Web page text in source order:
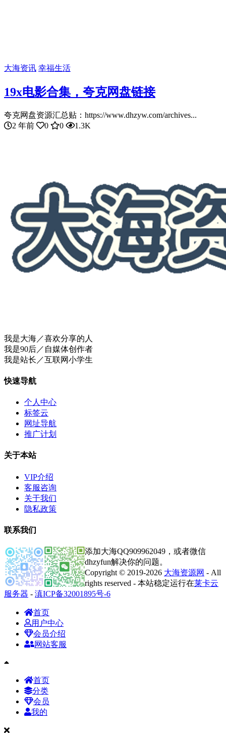
大海资讯 幸福生活
19x电影合集，夸克网盘链接
夸克网盘资源汇总贴：https://www.dhzyw.com/archives...
2 年前
0 0 1.3K
我是大海／喜欢分享的人
我是90后／自媒体创作者
我是站长／互联网小学生
快速导航
个人中心
标签云
网址导航
推广计划
关于本站
VIP介绍
客服咨询
关于我们
隐私政策
联系我们
添加大海QQ909962049，或者微信
dhzyfun解决你的问题。
Copyright © 2019-2026 大海资源网 - All
rights reserved - 本站稳定运行在莱卡云
服务器 - 滇ICP备32001895号-6
首页
用户中心
会员介绍
网站客服
首页
分类
会员
我的